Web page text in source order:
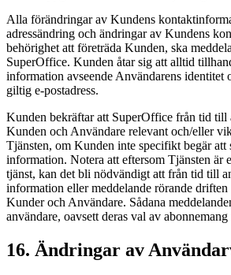
Alla förändringar av Kundens
adressändring och ändringar av Kundens
behörighet att företräda Kunden, ska
SuperOffice. Kunden åtar sig att alltid
information avseende Användarens identitet
giltig e-postadress.
Kunden bekräftar att SuperOffice från tid till
Kunden och Användare relevant och/eller
Tjänsten, om Kunden inte specifikt begär att
information. Notera att eftersom Tjänsten är
tjänst, kan det bli nödvändigt att från tid till
information eller meddelande rörande
Kunder och Användare. Sådana
användare, oavsett deras val av
16. Ändringar av